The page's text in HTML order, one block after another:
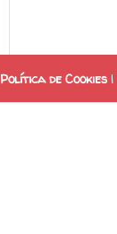
Política de Cookies |